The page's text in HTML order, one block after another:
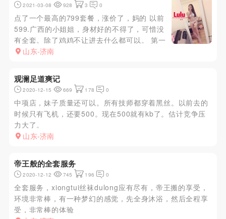
2021-03-08 928 3 0
点了一个最高的799套餐，涨价了，妈的 以前
599.广西的小姐姐，身材好的不得了，可惜没
有全套。除了鸡鸡不让进去什么都可以。 第一
炮是跟小姐姐69，她含着我的鸡鸡，我舔着她
们的感觉。第二泡飞机出来。 身材，皮肤一级
棒。
山东-济南
观澜足道爽记
2020-12-15 669 178 0
中项店，妹子质量还可以。所有技师都穿着黑丝。以前去的
时候只有飞机，还要500。现在500就有kb了。估计竞争压
力大了。
山东-济南
帝王般的全套服务
2020-12-12 745 196 0
全套服务，xiongtui丝袜dulong应有尽有，帝王搬的享受，
环境非常棒，有一种梦幻的感觉，先全身沐浴，然后全程享
受，非常棒的体验